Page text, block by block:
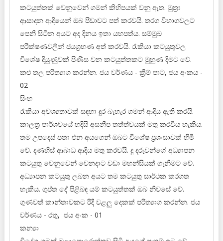
කටයුත්තක් වෙනුවෙන් ගමන් කිහිපයක් වනු ඇත. මුත්‍රා
ආසාදන ආදියෙන් ඔබ පීඩාවට පත් කරවයි. තරග විභාගවලට
පෙනී සිටින අයට අද දිනය ඉතා යහපත්ය. සම්මුඛ
පරීක්ෂණවලින් ජයග්‍රහණ අත් කරවයි. රැකියා කටයුතුවල
විශේෂ දියුණුවක් පිණිස වන කටයුත්තකට මුහුණ දීමට වේ.
කළු තල පරිත්‍යාග කරන්න. ජය වර්ණය - ක්‍රීම් පාට, ජය අංකය -
02
සිංහ
රැකියා අවශ්‍යතාවක් සඳහා දුර බැහැර ගමන් ආදිය ඇති කරයි.
කාලත්‍ර පාර්ශවයේ හදිසි අසනීප තත්ත්වයක් මතු කරවිය හැකිය.
තම උපදෙස් පතා එන අයගෙන් ඔබට විශේෂ ප්‍රශංසාවක් හිමි
වේ. දණහිස් ආබාධ ආදිය මතු කරවයි. දූ දරුවන්ගේ අධ්‍යාපන
කටයුතු වෙනුවෙන් වෙනදාට වඩා මහන්සියක් ගැනීමට වේ.
අධ්‍යාපන කටයුතු ලබන අයට තම කටයුතු සාර්ථක කරගත
හැකිය. ගුප්ත දේ පිළිබඳ යම් කටයුත්තක් ඔබ නිවසේ වේ.
ගුණවත් කාන්තාවකට රිදී වළලු දෙකක් පරිත්‍යාග කරන්න. ජය
වර්ණය - රතු, ජය අංක - 01
කන්‍යා